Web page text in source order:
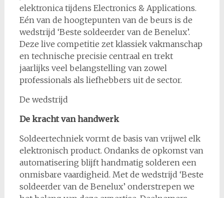
elektronica tijdens Electronics & Applications.
Eén van de hoogtepunten van de beurs is de
wedstrijd ‘Beste soldeerder van de Benelux’.
Deze live competitie zet klassiek vakmanschap
en technische precisie centraal en trekt
jaarlijks veel belangstelling van zowel
professionals als liefhebbers uit de sector.
De wedstrijd
De kracht van handwerk
Soldeertechniek vormt de basis van vrijwel elk
elektronisch product. Ondanks de opkomst van
automatisering blijft handmatig solderen een
onmisbare vaardigheid. Met de wedstrijd ‘Beste
soldeerder van de Benelux’ onderstrepen we